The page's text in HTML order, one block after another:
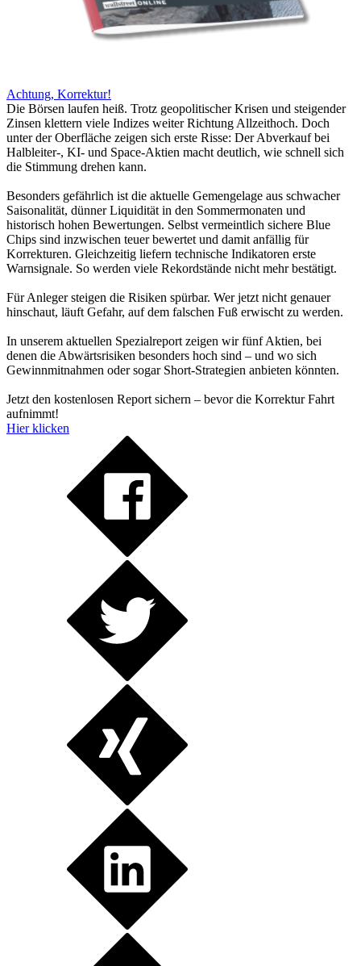
Achtung, Korrektur!
Die Börsen laufen heiß. Trotz geopolitischer Krisen und steigender
Zinsen klettern viele Indizes weiter Richtung Allzeithoch. Doch
unter der Oberfläche zeigen sich erste Risse: Der Abverkauf bei
Halbleiter-, KI- und Space-Aktien macht deutlich, wie schnell sich
die Stimmung drehen kann.
Besonders gefährlich ist die aktuelle Gemengelage aus schwacher
Saisonalität, dünner Liquidität in den Sommermonaten und
historisch hohen Bewertungen. Selbst vermeintlich sichere Blue
Chips sind inzwischen teuer bewertet und damit anfällig für
Korrekturen. Gleichzeitig liefern technische Indikatoren erste
Warnsignale. So werden viele Rekordstände nicht mehr bestätigt.
Für Anleger steigen die Risiken spürbar. Wer jetzt nicht genauer
hinschaut, läuft Gefahr, auf dem falschen Fuß erwischt zu werden.
In unserem aktuellen Spezialreport zeigen wir fünf Aktien, bei
denen die Abwärtsrisiken besonders hoch sind – und wo sich
Gewinnmitnahmen oder sogar Short-Strategien anbieten könnten.
Jetzt den kostenlosen Report sichern – bevor die Korrektur Fahrt
aufnimmt!
Hier klicken